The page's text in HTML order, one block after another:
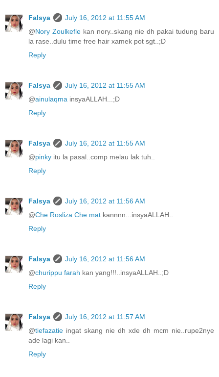
Falsya
July 16, 2012 at 11:55 AM
@Nory Zoulkefle kan nory..skang nie dh pakai tudung baru
la rase..dulu time free hair xamek pot sgt..;D
Reply
Falsya
July 16, 2012 at 11:55 AM
@ainulaqma insyaALLAH...;D
Reply
Falsya
July 16, 2012 at 11:55 AM
@pinky itu la pasal..comp melau lak tuh..
Reply
Falsya
July 16, 2012 at 11:56 AM
@Che Rosliza Che mat kannnn...insyaALLAH..
Reply
Falsya
July 16, 2012 at 11:56 AM
@churippu farah kan yang!!!..insyaALLAH..;D
Reply
Falsya
July 16, 2012 at 11:57 AM
@tiefazatie ingat skang nie dh xde dh mcm nie..rupe2nye
ade lagi kan..
Reply